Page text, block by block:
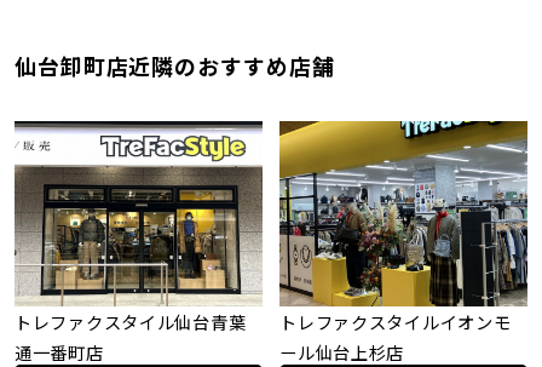
仙台卸町店近隣のおすすめ店舗
トレファクスタイル仙台青葉
通一番町店
トレファクスタイルイオンモ
ール仙台上杉店